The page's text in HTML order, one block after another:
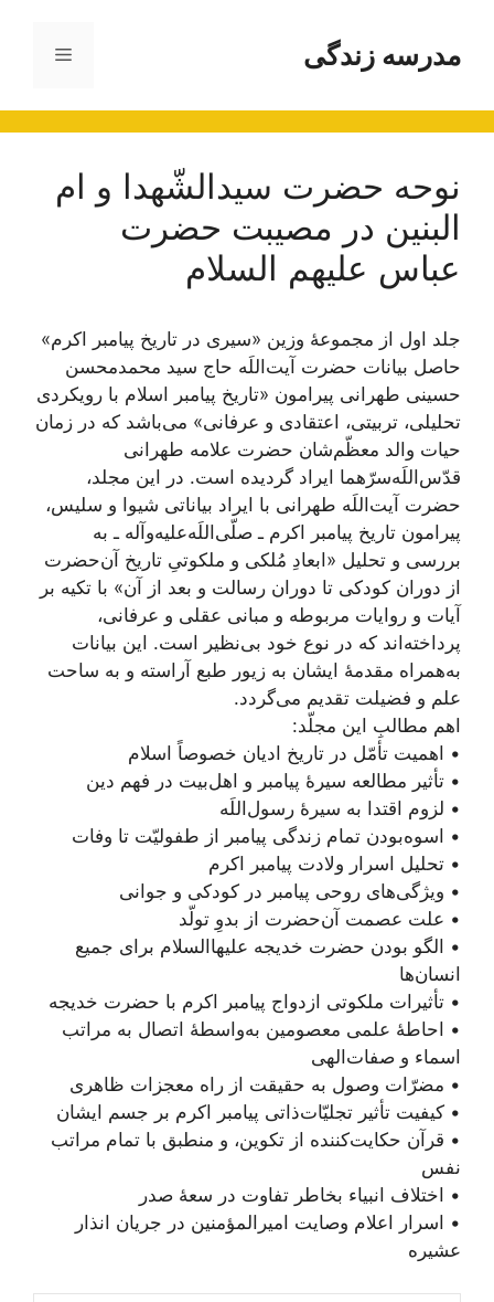
محتوامدرسه زندگی فهرست
نوحه حضرت سیدالشّهدا و ام
البنین در مصیبت حضرت
عباس علیهم السلام
جلد اول از مجموعۀ وزین «سیری در تاریخ پیامبر اکرم»
حاصل بیانات حضرت آیت‌اللَه حاج سید محمدمحسن
حسینی طهرانی پیرامون «تاریخ پیامبر اسلام با رویکردی
تحلیلی، تربیتی، اعتقادی و عرفانی» می‌باشد که در زمان
حیات والد معظّم‌شان حضرت علامه طهرانی
قدّس‌اللَه‌سرّهما ایراد گردیده است. در این مجلد،
حضرت آیت‌اللَه طهرانی با ایراد بیاناتی شیوا و سلیس،
پیرامون تاریخ پیامبر اکرم ـ صلّی‌اللَه‌علیه‌و‌آله ـ به
بررسی و تحلیل «ابعادِ مُلکی و ملکوتیِ تاریخ آن‌حضرت
از دوران کودکی تا دوران رسالت و بعد از آن» با تکیه بر
آیات و روایات مربوطه و مبانی عقلی و عرفانی،
پرداخته‌‌اند که در نوع خود بی‌نظیر است. این بیانات
به‌همراه مقدمۀ ایشان به زیور طبع آراسته و به ساحت
علم و فضیلت تقدیم می‌گردد.
اهم مطالبِ این مجلّد:
• اهمیت تأمّل در تاریخ ادیان خصوصاً اسلام
• تأثیر مطالعه سیرۀ پیامبر و اهل‌بیت در فهم دین
• لزوم اقتدا به سیرۀ رسول‌اللَه
• اسوه‌بودن تمام زندگی پیامبر از طفولیّت تا وفات
• تحلیل اسرار ولادت پیامبر اکرم
• ویژگی‌های روحی پیامبر در کودکی و جوانی
• علت عصمت آن‌حضرت از بدوِ تولّد
• الگو‌ بودن حضرت خدیجه علیها‌السلام برای جمیع
انسان‌ها
• تأثیرات ملکوتی ازدواج پیامبر اکرم با حضرت خدیجه
• احاطۀ علمی معصومین به‌واسطۀ اتصال به مراتب
اسماء و صفات‌الهی
• مضرّات وصول به حقیقت از راه معجزات ظاهری
• کیفیت تأثیر تجلیّات‌ذاتی پیامبر اکرم بر جسم ایشان
• قرآن حکایت‌کننده از تکوین، و منطبق با تمام مراتب
نفس
• اختلاف انبیاء بخاطر تفاوت در سعۀ صدر
• اسرار اعلام وصایت امیرالمؤمنین در جریان انذار
عشیره